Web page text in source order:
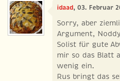
idaad, 03. Februar
Sorry, aber
Argument,
Solist für gute
mir so das Blatt
wenig ein.
Rus bringt das